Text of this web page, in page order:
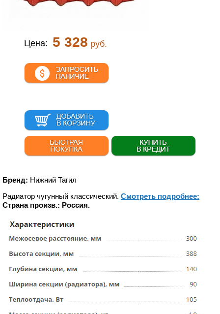
Цена: 5 328 руб.
Бренд: Нижний Тагил
Радиатор чугунный классический. Смотреть подробнее:
Страна произв.: Россия.